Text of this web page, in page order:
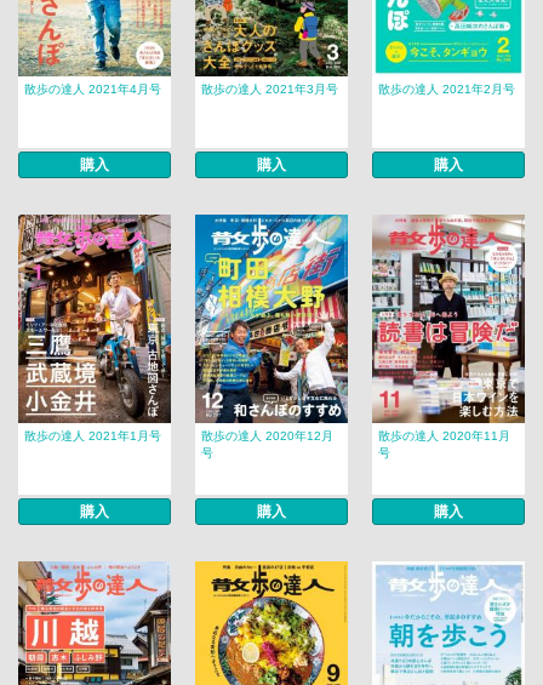
散歩の達人 2021年4月号
購入
散歩の達人 2021年3月号
購入
散歩の達人 2021年2月号
購入
散歩の達人 2021年1月号
購入
散歩の達人 2020年12月
号
購入
散歩の達人 2020年11月
号
購入